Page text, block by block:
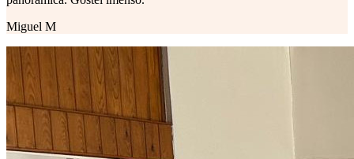
Miguel M